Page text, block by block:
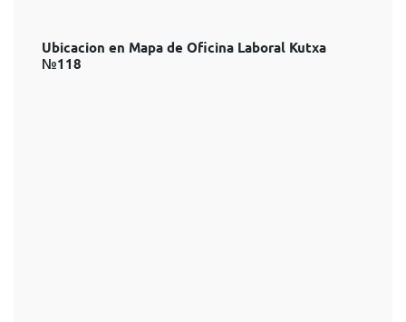
Ubicacion en Mapa de Oficina Laboral Kutxa
№118